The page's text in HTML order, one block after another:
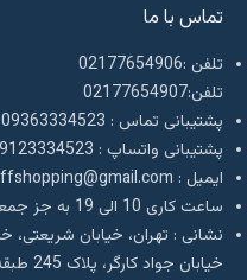
تماس با ما
تلفن :02177654906
تلفن:02177654907
پشتیبانی تماس : 09363334523
پشتیبانی واتساپ : 09123334523
ايميل : thecliffshopping@gmail.com
ساعت کاری 10 الی 19 به جز جمعه و روزهای تعطیل رسمی
نشانی : تهران، خیابان شریعتی،
خیابان جواد کارگر، پلاک 245 طبقه چهارم واحد 17